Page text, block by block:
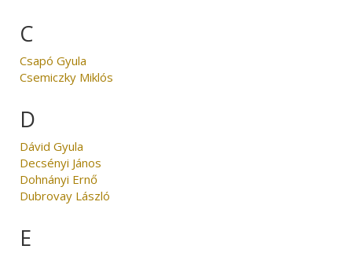
C
Csapó Gyula
Csemiczky Miklós
D
Dávid Gyula
Decsényi János
Dohnányi Ernő
Dubrovay László
E